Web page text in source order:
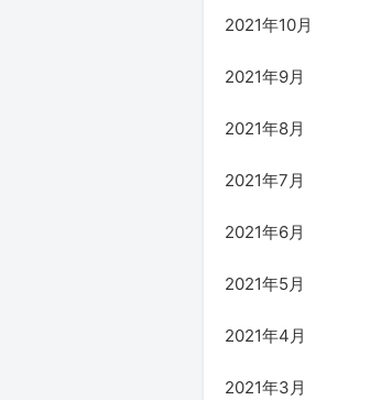
2021年10月
2021年9月
2021年8月
2021年7月
2021年6月
2021年5月
2021年4月
2021年3月